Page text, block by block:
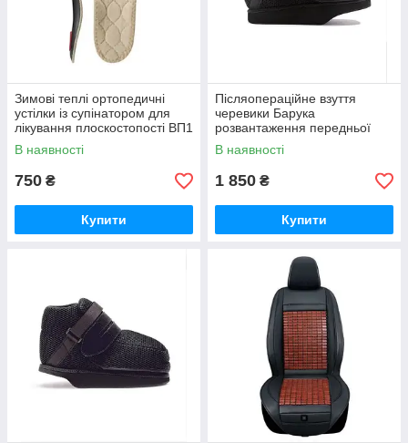
Зимові теплі ортопедичні
устілки із супінатором для
лікування плоскостопості ВП1
PEDAG Viva Winter розмір 35-
46
В наявності
750 ₴
Купити
Післяопераційне взуття
черевики Барука
розвантаження передньої
частини стопи OFA
BAMBERG Dynamics розмір
В наявності
1 850 ₴
Купити